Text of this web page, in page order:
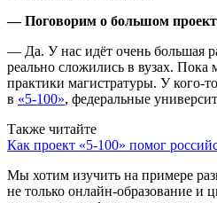
— Поговорим о большом
— Да. У нас идёт очень большая
реально сложились в вузах.
практики магистратуры. У кого-
в «5-100», федеральные
Также читайте
Как проект «5-100» помог
Мы хотим изучить на примере
не только онлайн-образование и